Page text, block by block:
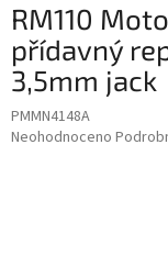
RM110
přídavný
3,5mm jack
PMMN4148A
Průměrné
Neohodnoceno